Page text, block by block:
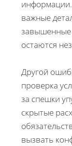
важные
остаются
Другой
проверка
за спешки
скрытые
вызвать